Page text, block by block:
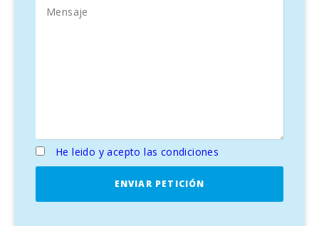
Es Trenc.
He leido y acepto las condiciones
ENVIAR PETICIÓN